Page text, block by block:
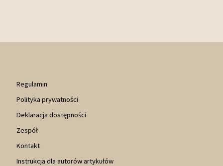
Regulamin
Polityka prywatności
Deklaracja dostępności
Zespół
Kontakt
Instrukcja dla autorów artykułów